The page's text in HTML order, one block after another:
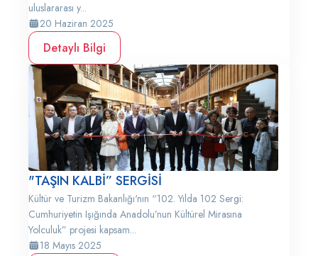
uluslararası y...
20 Haziran 2025
Detaylı Bilgi
"TAŞIN KALBİ” SERGİSİ
Kültür ve Turizm Bakanlığı'nın “102. Yılda 102 Sergi:
Cumhuriyetin Işığında Anadolu’nun Kültürel Mirasına
Yolculuk” projesi kapsam...
18 Mayıs 2025